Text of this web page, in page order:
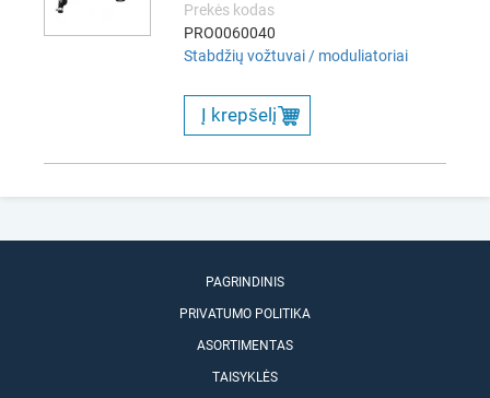
Prekės kodas
PRO0060040
Stabdžių vožtuvai / moduliatoriai
Į krepšelį
PAGRINDINIS
PRIVATUMO POLITIKA
ASORTIMENTAS
TAISYKLĖS